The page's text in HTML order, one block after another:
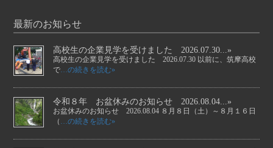
最新のお知らせ
高校生の企業見学を受けました 2026.07.30...»
高校生の企業見学を受けました 2026.07.30 以前に、筑摩高校
で…の続きを読む»
令和８年 お盆休みのお知らせ 2026.08.04...»
お盆休みのお知らせ 2026.08.04 ８月８日（土）～８月１６日
（ …の続きを読む»